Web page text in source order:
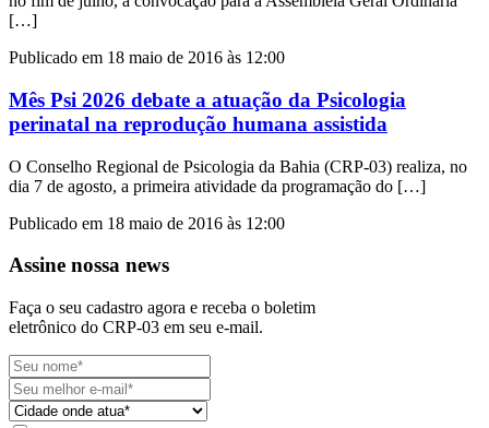
[…]
Publicado em 18 maio de 2016 às 12:00
Mês Psi 2026 debate a atuação da Psicologia
perinatal na reprodução humana assistida
O Conselho Regional de Psicologia da Bahia (CRP-03) realiza, no
dia 7 de agosto, a primeira atividade da programação do […]
Publicado em 18 maio de 2016 às 12:00
Assine nossa news
Faça o seu cadastro agora e receba o boletim
eletrônico do CRP-03 em seu e-mail.